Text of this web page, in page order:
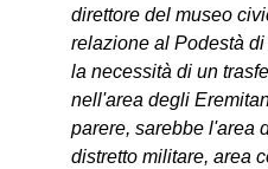
direttore del museo
relazione al Podestà
la necessità di un
nell'area degli
parere, sarebbe l'area
distretto militare, area